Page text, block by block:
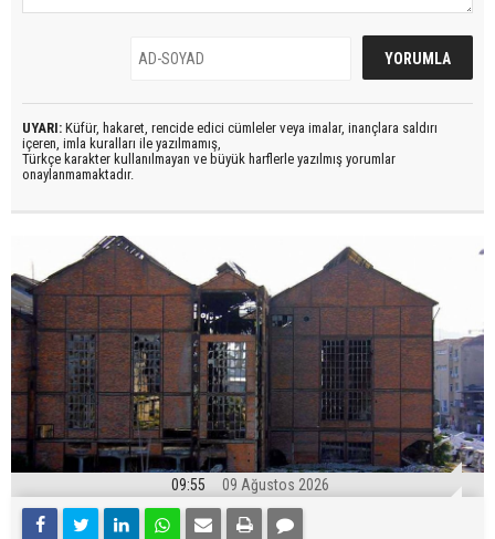
UYARI: Küfür, hakaret, rencide edici cümleler veya imalar, inançlara saldırı
içeren, imla kuralları ile yazılmamış,
Türkçe karakter kullanılmayan ve büyük harflerle yazılmış yorumlar
onaylanmamaktadır.
09:55 09 Ağustos 2026